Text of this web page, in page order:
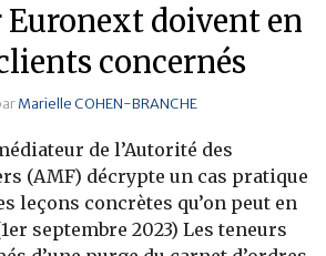
Euronext doivent en
concernés
Marielle COHEN-BRANCHE
de l’Autorité des
(AMF) décrypte un cas pratique
leçons concrètes qu’on peut en
septembre 2023) Les teneurs